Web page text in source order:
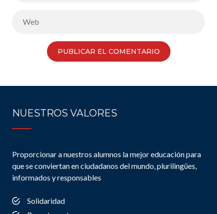
NUESTROS VALORES
Proporcionar a nuestros alumnos la mejor educación para
que se conviertan en ciudadanos del mundo, plurilingües,
informados y responsables
Solidaridad